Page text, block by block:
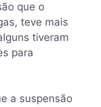
que o
teve mais
tiveram
para
a suspensão